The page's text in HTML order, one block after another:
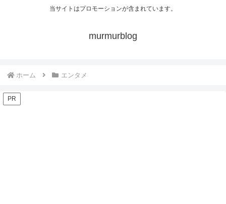
当サイトはプロモーションが含まれています。
murmurblog
ホーム エンタメ
PR